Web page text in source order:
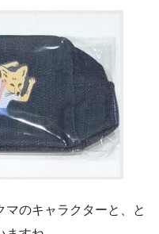
マのキャラクターと、と